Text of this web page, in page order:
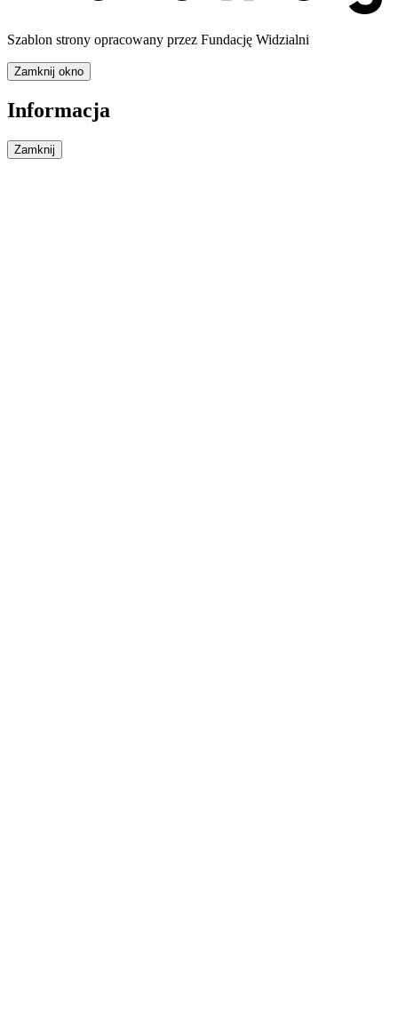
Szablon strony opracowany przez Fundację Widzialni
Zamknij okno
Informacja
Zamknij